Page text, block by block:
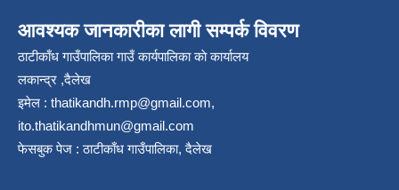
आवश्यक जानकारीका लागी सम्पर्क विवरण
ठाटीकाँध गाउँपालिका गाउँ कार्यपालिका काे कार्यालय
लकान्द्र ,दैलेख
इमेल : thatikandh.rmp@gmail.com,
ito.thatikandhmun@gmail.com
फेसबुक पेज : ठाटीकाँध गाउँपालिका, दैलेख